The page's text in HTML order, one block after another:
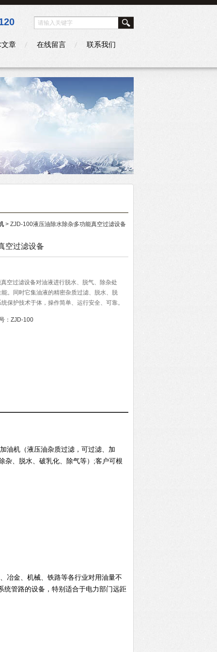
章 在线留言 联系我们
> ZJD-100液压油除水除杂多功能真空过滤设备
空过滤设备
空过滤设备对油液进行脱水、脱气、除杂处
。同时它集油液的精密杂质过滤、脱水、脱
保护技术于体，操作简单、运行安全、可靠。
： ZJD-100
油机（液压油杂质过滤，可过滤、加
杂、脱水、破乳化、除气等）;客户可根
金、机械、铁路等各行业对用油量不
统管路的设备，特别适合于电力部门远距